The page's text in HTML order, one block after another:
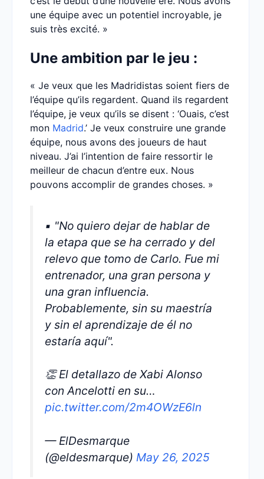
une équipe avec un potentiel incroyable, je
suis très excité. »
Une ambition par le jeu :
« Je veux que les Madridistas soient fiers de
l’équipe qu’ils regardent. Quand ils regardent
l’équipe, je veux qu’ils se disent : ‘Ouais, c’est
mon Madrid.’ Je veux construire une grande
équipe, nous avons des joueurs de haut
niveau. J’ai l’intention de faire ressortir le
meilleur de chacun d’entre eux. Nous
pouvons accomplir de grandes choses. »
▪ "No quiero dejar de hablar de
la etapa que se ha cerrado y del
relevo que tomo de Carlo. Fue mi
entrenador, una gran persona y
una gran influencia.
Probablemente, sin su maestría
y sin el aprendizaje de él no
estaría aquí".
👏 El detallazo de Xabi Alonso
con Ancelotti en su…
pic.twitter.com/2m4OWzE6ln
— ElDesmarque
(@eldesmarque) May 26, 2025